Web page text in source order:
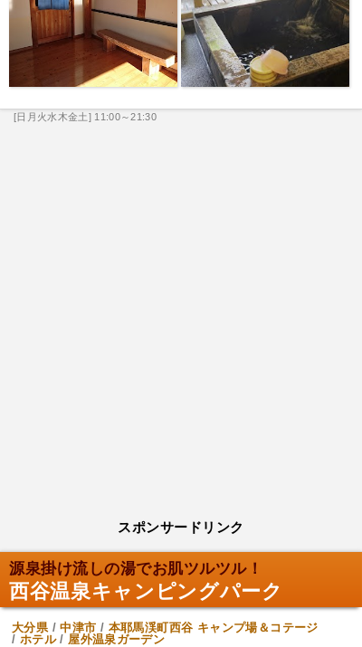
[日月火水木金土] 11:00～21:30
スポンサードリンク
源泉掛け流しの湯でお肌ツルツル！
西谷温泉キャンピングパーク
大分県/中津市 / 本耶馬渓町西谷 キャンプ場＆コテージ
/ ホテル/ 屋外温泉ガーデン